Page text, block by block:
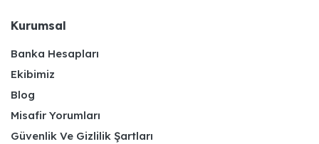
Kurumsal
Banka Hesapları
Ekibimiz
Blog
Misafir Yorumları
Güvenlik Ve Gizlilik Şartları